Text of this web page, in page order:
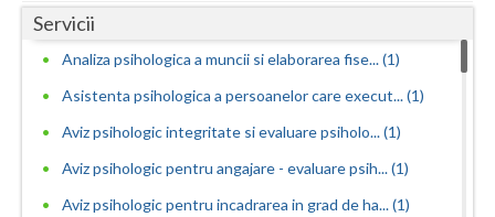
Maramures
Mehedinti
Mures
Neamt
Servicii
Analiza psihologica a muncii si elaborarea fise... (1)
Asistenta psihologica a persoanelor care execut... (1)
Aviz psihologic integritate si evaluare psiholo... (1)
Aviz psihologic pentru angajare - evaluare psih... (1)
Aviz psihologic pentru incadrarea in grad de ha... (1)